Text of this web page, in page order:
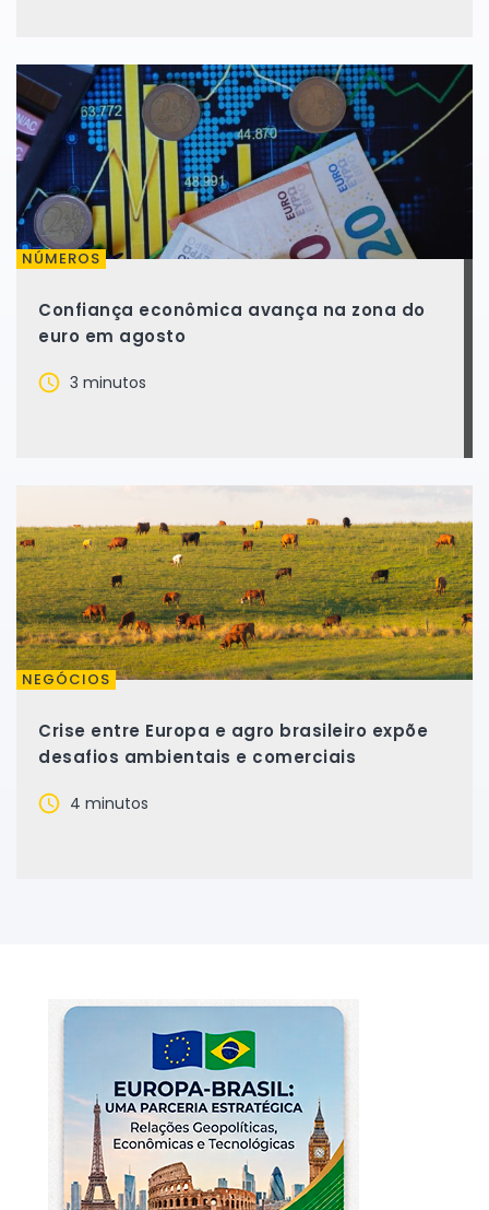
NÚMEROS
Confiança econômica avança na zona do
euro em agosto
3 minutos
NEGÓCIOS
Crise entre Europa e agro brasileiro expõe
desafios ambientais e comerciais
4 minutos